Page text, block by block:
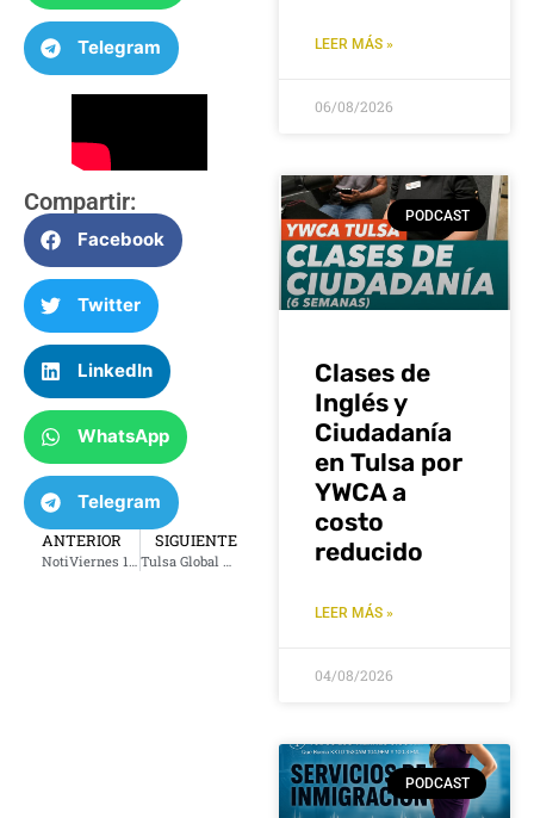
Telegram
Compartir:
Facebook
Twitter
LinkedIn
WhatsApp
Telegram
ANTERIOR SIGUIENTE
LEER MÁS »
06/08/2026
PODCAST
Clases de
Inglés y
Ciudadanía
en Tulsa por
YWCA a
costo
reducido
LEER MÁS »
04/08/2026
PODCAST